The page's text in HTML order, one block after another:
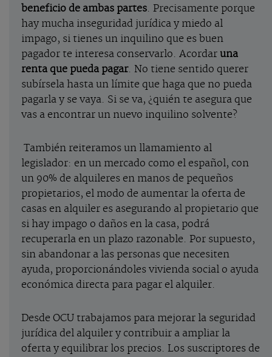
beneficio de ambas partes. Precisamente porque
hay mucha inseguridad jurídica y miedo al
impago, si tienes un inquilino que es buen
pagador te interesa conservarlo. Acordar una
renta que pueda pagar. No tiene sentido querer
subírsela hasta un límite que haga que no pueda
pagarla y se vaya. Si se va, ¿quién te asegura que
vas a encontrar un nuevo inquilino solvente?
También reiteramos un llamamiento al
legislador: en un mercado como el español, con
un 90% de alquileres en manos de pequeños
propietarios, el modo de aumentar la oferta de
casas en alquiler es asegurando al propietario que
si hay impago o daños en la casa, podrá
recuperarla en un plazo razonable. Por supuesto,
sin abandonar a las personas que necesiten
ayuda, proporcionándoles vivienda social o ayuda
económica directa para pagar el alquiler.
Desde OCU trabajamos para mejorar la seguridad
jurídica del alquiler y contribuir a ampliar la
oferta y equilibrar los precios. Los suscriptores de